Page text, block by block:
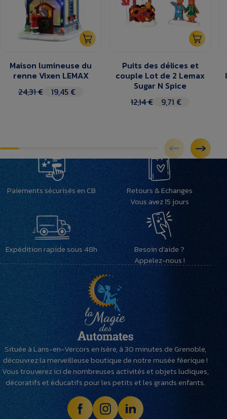
Maison lumineuse du
renne Vixen LEMAX
24,31 €
19,45 €
Puits des délices et
couple Lot de 2 Lemax
Sugar N Spice
12,14 €
9,71 €
Paiements sécurisés en CB
Retours & Echanges
Vous avez 15 jours
Expédition rapide sous 48h
Besoin d’aide ?
Appelez-nous !
Située à Lans-en-Vercors en Isère, à 30 minutes de Grenoble,
découvrez la merveilleuse boutique de notre musée féerique !
Vous trouverez ici de nombreuses activités et objets ludiques,
décoratifs et éducatifs pour les petits et les grands enfants.